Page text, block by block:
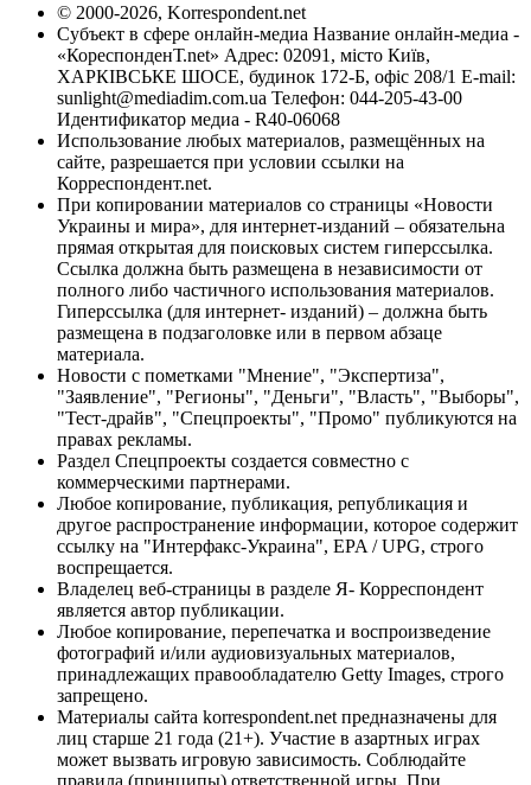
© 2000-2026, Korrespondent.net
Субъект в сфере онлайн-медиа Название онлайн-медиа -
«КореспонденТ.net» Адрес: 02091, місто Київ,
ХАРКІВСЬКЕ ШОСЕ, будинок 172-Б, офіс 208/1 E-mail:
sunlight@mediadim.com.ua Телефон: 044-205-43-00
Идентификатор медиа - R40-06068
Использование любых материалов, размещённых на
сайте, разрешается при условии ссылки на
Корреспондент.net.
При копировании материалов со страницы «Новости
Украины и мира», для интернет-изданий – обязательна
прямая открытая для поисковых систем гиперссылка.
Ссылка должна быть размещена в независимости от
полного либо частичного использования материалов.
Гиперссылка (для интернет- изданий) – должна быть
размещена в подзаголовке или в первом абзаце
материала.
Новости с пометками "Мнение", "Экспертиза",
"Заявление", "Регионы", "Деньги", "Власть", "Выборы",
"Тест-драйв", "Спецпроекты", "Промо" публикуются на
правах рекламы.
Раздел Спецпроекты создается совместно с
коммерческими партнерами.
Любое копирование, публикация, републикация и
другое распространение информации, которое содержит
ссылку на "Интерфакс-Украина", EPA / UPG, строго
воспрещается.
Владелец веб-страницы в разделе Я- Корреспондент
является автор публикации.
Любое копирование, перепечатка и воспроизведение
фотографий и/или аудиовизуальных материалов,
принадлежащих правообладателю Getty Images, строго
запрещено.
Материалы сайта korrespondent.net предназначены для
лиц старше 21 года (21+). Участие в азартных играх
может вызвать игровую зависимость. Соблюдайте
правила (принципы) ответственной игры. При